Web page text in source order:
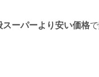
スーパーより安い価格